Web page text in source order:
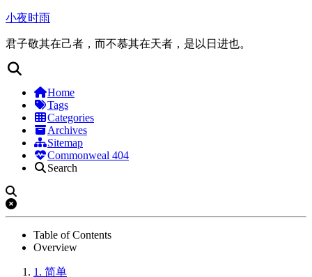
小夜时雨
君子敬其在己者，而不慕其在天者，是以日进也。
Home
Tags
Categories
Archives
Sitemap
Commonweal 404
Search
Table of Contents
Overview
1. 简单